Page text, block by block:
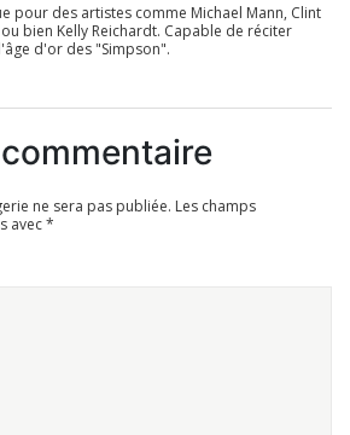
pour des artistes comme Michael Mann, Clint
bien Kelly Reichardt. Capable de réciter
d'or des "Simpson".
ne sera pas publiée. Les champs
avec*